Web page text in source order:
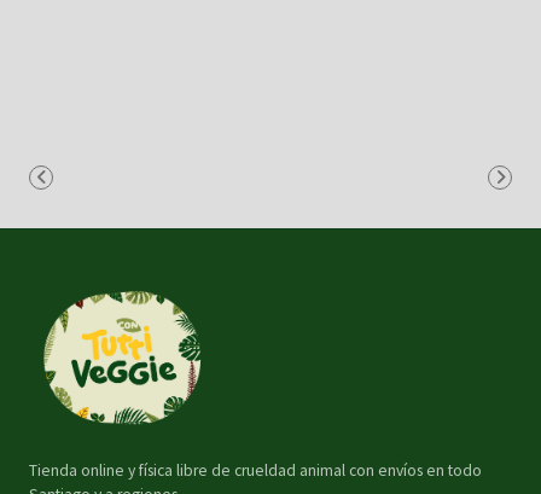
Tienda online y física libre de crueldad animal con envíos en todo